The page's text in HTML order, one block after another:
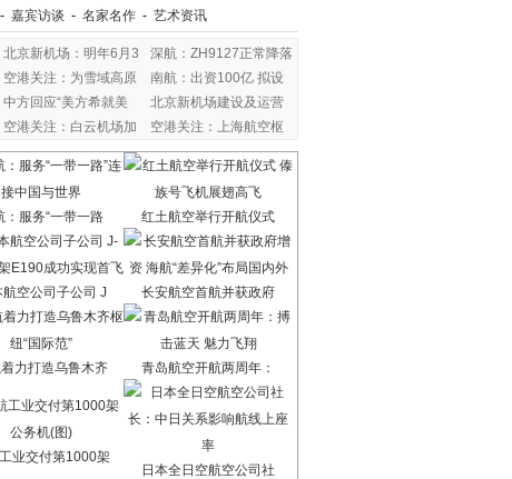
- 嘉宾访谈 - 名家名作 - 艺术资讯
北京新机场：明年6月3
深航：ZH9127正常降落
空港关注：为雪域高原
南航：出资100亿 拟设
中方回应“美方希就美
北京新机场建设及运营
空港关注：白云机场加
空港关注：上海航空枢
：服务“一带一路 红土航空举行开航仪式
航空公司子公司 J 长安航空首航并获政府
力打造乌鲁木齐 青岛航空开航两周年：
业交付第1000架
日本全日空航空公司社